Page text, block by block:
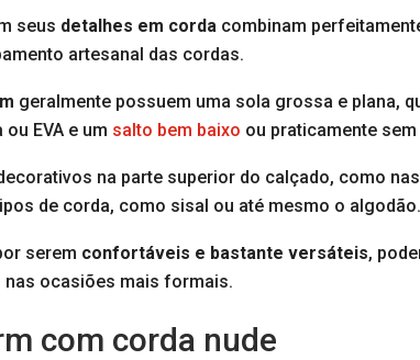
seus detalhes em corda combinam
artesanal das cordas.
geralmente possuem uma sola grossa e plana,
EVA e um salto bem baixo ou praticamente
na parte superior do calçado, como
de corda, como sisal ou até mesmo o algodão.
serem confortáveis e bastante versáteis,
ocasiões mais formais.
com corda nude